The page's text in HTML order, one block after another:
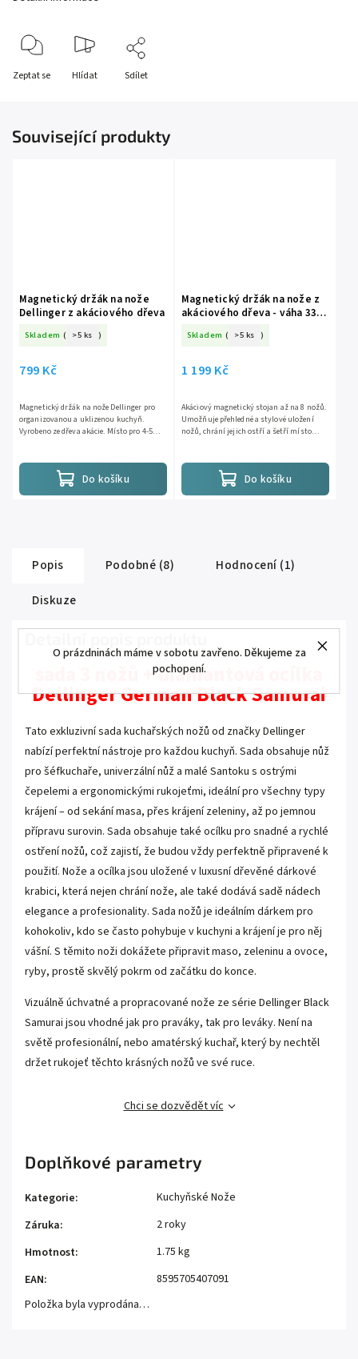
O prázdninách máme v sobotu zavřeno. Děkujeme za
pochopení.
Zeptat se Hlídat Sdílet
Související produkty
Magnetický držák na nože
Dellinger z akáciového dřeva
Skladem ( >5 ks )
799 Kč
Do košíku
Magnetický držák na nože Dellinger pro
organizovanou a uklizenou kuchyň.
Vyrobeno ze dřeva akácie. Místo pro 4-5
Magnetický držák na nože z
akáciového dřeva - váha 3300
Skladem ( >5 ks )
1 199 Kč
Do košíku
Akáciový magnetický stojan až na 8 nožů.
Umožňuje přehledné a stylové uložení
nožů, chrání jejich ostří a šetří místo
Popis Podobné (8)
Hodnocení (1)
Diskuze
sada 3 nožů + diamantová ocílka
Dellinger German Black Samurai
Tato exkluzivní sada kuchařských nožů od značky Dellinger
nabízí perfektní nástroje pro každou kuchyň. Sada obsahuje nůž
pro šéfkuchaře, univerzální nůž a malé Santoku s ostrými
čepelemi a ergonomickými rukojeťmi, ideální pro všechny typy
krájení – od sekání masa, přes krájení zeleniny, až po jemnou
přípravu surovin. Sada obsahuje také ocílku pro snadné a rychlé
ostření nožů, což zajistí, že budou vždy perfektně připravené k
použití. Nože a ocílka jsou uložené v luxusní dřevěné dárkové
krabici, která nejen chrání nože, ale také dodává sadě nádech
elegance a profesionality. Sada nožů je ideálním dárkem pro
kohokoliv, kdo se často pohybuje v kuchyni a krájení je pro něj
vášní. S těmito noži dokážete připravit maso, zeleninu a ovoce,
ryby, prostě skvělý pokrm od začátku do konce.
Vizuálně úchvatné a propracované nože ze série Dellinger Black
Samurai jsou vhodné jak pro praváky, tak pro leváky. Není na
světě profesionální, nebo amatérský kuchař, který by nechtěl
držet rukojeť těchto krásných nožů ve své ruce.
Chci se dozvědět víc
Doplňkové parametry
Kategorie:
Kuchyňské Nože
Záruka:
2 roky
Hmotnost:
1.75 kg
EAN:
8595705407091
Položka byla vyprodána…